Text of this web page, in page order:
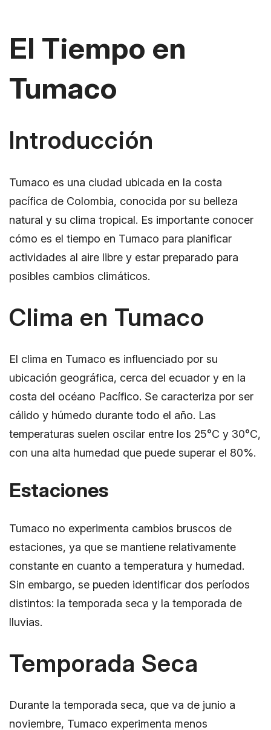
El Tiempo en
Tumaco
Introducción
Tumaco es una ciudad ubicada en la costa
pacífica de Colombia, conocida por su belleza
natural y su clima tropical. Es importante conocer
cómo es el tiempo en Tumaco para planificar
actividades al aire libre y estar preparado para
posibles cambios climáticos.
Clima en Tumaco
El clima en Tumaco es influenciado por su
ubicación geográfica, cerca del ecuador y en la
costa del océano Pacífico. Se caracteriza por ser
cálido y húmedo durante todo el año. Las
temperaturas suelen oscilar entre los 25°C y 30°C,
con una alta humedad que puede superar el 80%.
Estaciones
Tumaco no experimenta cambios bruscos de
estaciones, ya que se mantiene relativamente
constante en cuanto a temperatura y humedad.
Sin embargo, se pueden identificar dos períodos
distintos: la temporada seca y la temporada de
lluvias.
Temporada Seca
Durante la temporada seca, que va de junio a
noviembre, Tumaco experimenta menos